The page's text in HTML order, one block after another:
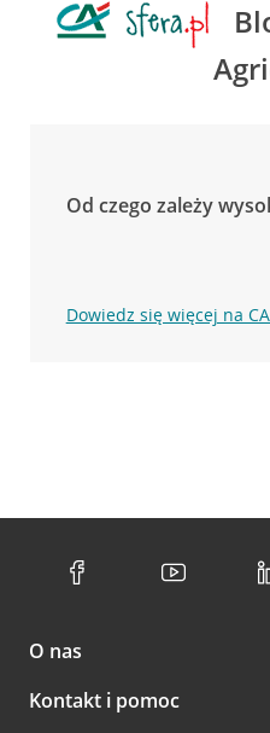
Od czego zależy
Dowiedz się więcej na
O nas
Kontakt i pomoc